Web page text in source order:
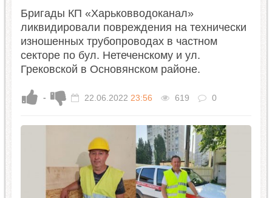
Бригады КП «Харьковводоканал»
ликвидировали повреждения на технически
изношенных трубопроводах в частном
секторе по бул. Нетеченскому и ул.
Грековской в Основянском районе.
- 22.06.2022 23:56 619 0